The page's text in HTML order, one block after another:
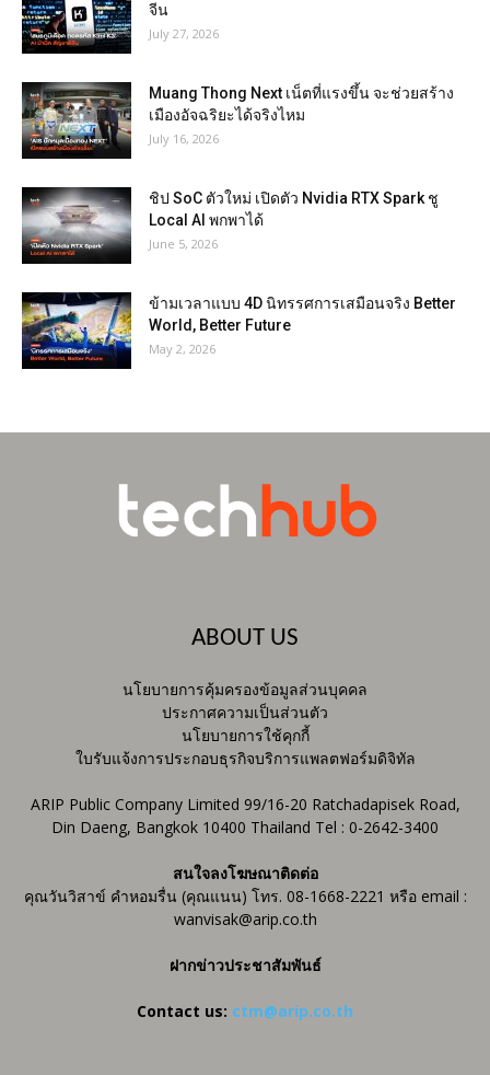
จีน
July 27, 2026
Muang Thong Next เน็ตที่แรงขึ้น จะช่วยสร้าง
เมืองอัจฉริยะได้จริงไหม
July 16, 2026
ชิป SoC ตัวใหม่ เปิดตัว Nvidia RTX Spark ชู
Local AI พกพาได้
June 5, 2026
ข้ามเวลาแบบ 4D นิทรรศการเสมือนจริง Better
World, Better Future
May 2, 2026
ABOUT US
นโยบายการคุ้มครองข้อมูลส่วนบุคคล
ประกาศความเป็นส่วนตัว
นโยบายการใช้คุกกี้
ใบรับแจ้งการประกอบธุรกิจบริการแพลตฟอร์มดิจิทัล
ARIP Public Company Limited 99/16-20 Ratchadapisek Road,
Din Daeng, Bangkok 10400 Thailand Tel : 0-2642-3400
สนใจลงโฆษณาติดต่อ
คุณวันวิสาข์ คำหอมรื่น (คุณแนน) โทร. 08-1668-2221 หรือ email :
wanvisak@arip.co.th
ฝากข่าวประชาสัมพันธ์
Contact us: ctm@arip.co.th